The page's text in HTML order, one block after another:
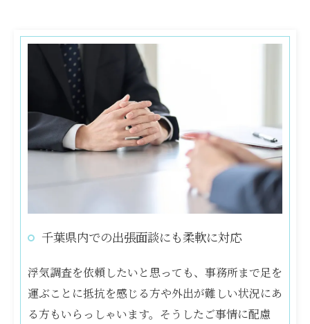
千葉県内での出張面談にも柔軟に対応
浮気調査を依頼したいと思っても、事務所まで足を
運ぶことに抵抗を感じる方や外出が難しい状況にあ
る方もいらっしゃいます。そうしたご事情に配慮